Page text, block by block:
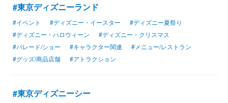
#東京ディズニーランド
#イベント #ディズニー・イースター
#ディズニー夏祭り
#ディズニー・ハロウィーン
#ディズニー・クリスマス
#パレード/ショー
#キャラクター関連
#メニュー/レストラン
#グッズ/商品店舗
#アトラクション
#東京ディズニーシー